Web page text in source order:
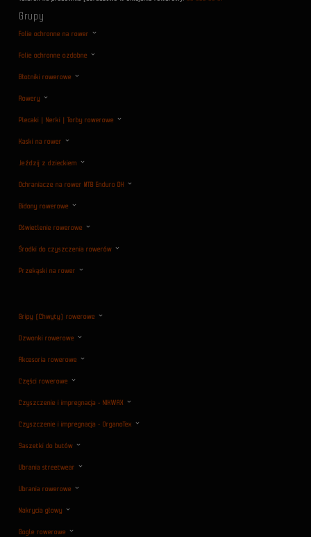
Grupy
Folie ochronne na rower
Folie ochronne ozdobne
Błotniki rowerowe
Rowery
Plecaki | Nerki | Torby rowerowe
Kaski na rower
Jeździj z dzieckiem
Ochraniacze na rower MTB Enduro DH
Bidony rowerowe
Oświetlenie rowerowe
Środki do czyszczenia rowerów
Przekąski na rower
Gripy (Chwyty) rowerowe
Dzwonki rowerowe
Akcesoria rowerowe
Części rowerowe
Czyszczenie i impregnacja - NIKWAX
Czyszczenie i impregnacja - OrganoTex
Saszetki do butów
Ubrania streetwear
Ubrania rowerowe
Nakrycia głowy
Gogle rowerowe